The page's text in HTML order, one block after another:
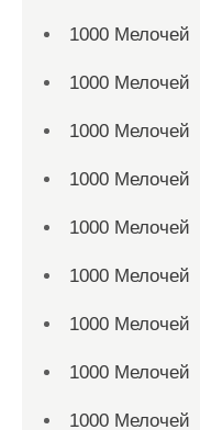
1000 Мелочей
1000 Мелочей
1000 Мелочей
1000 Мелочей
1000 Мелочей
1000 Мелочей
1000 Мелочей
1000 Мелочей
1000 Мелочей